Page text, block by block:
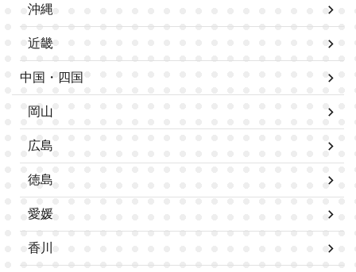
沖縄
近畿
中国・四国
岡山
広島
徳島
愛媛
香川